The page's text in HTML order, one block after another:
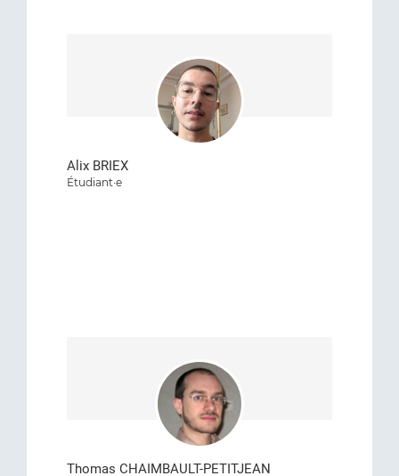
Alix BRIEX
Étudiant·e
Thomas CHAIMBAULT-PETITJEAN